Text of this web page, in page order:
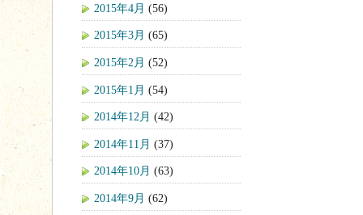
2015年4月 (56)
2015年3月 (65)
2015年2月 (52)
2015年1月 (54)
2014年12月 (42)
2014年11月 (37)
2014年10月 (63)
2014年9月 (62)